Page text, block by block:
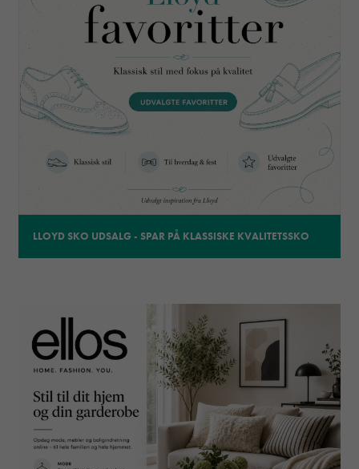
LLOYD SKO UDSALG - SPAR PÅ KLASSISKE KVALITETSSKO